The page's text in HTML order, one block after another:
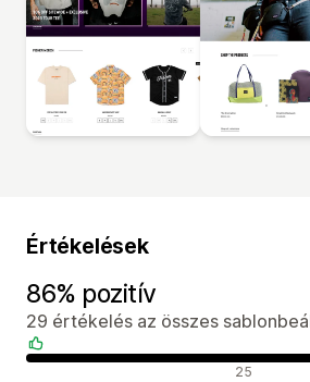
Értékelések
86% pozitív
29 értékelés az összes
Pozitív értékelések 25